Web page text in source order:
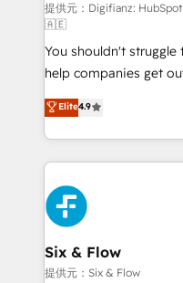
makes us different? 🚀 Top 0.5% of global HubSpot
agencies ⚙️ The strongest technical ability and
integration capabilities 💼 Consultative, long-
partners who will
business, processes and systems 🏢
working with mid-
organisations, global
complex use cases 🏆 CRM Implementation,
Platform Enablement,
Onboarding Accredited 🔐 ISO27001 & ISO9001
Certified
提供元：Digifianz:
🇦🇪
You shouldn't struggle
help companies get
process-oriented
Marketing, Sales,
so selling and actually
feels easy and pain-free. We are a top
HubSpot Elite
and Customer First
Reviews and 4.9/5 rating
helps the following
improvement &
Elite4.9
Six & Flow
提供元：Six & Flow